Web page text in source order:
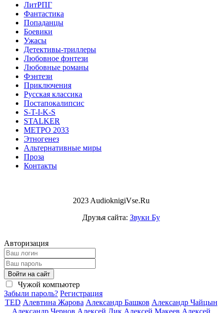
ЛитРПГ
Фантастика
Попаданцы
Боевики
Ужасы
Детективы-триллеры
Любовное фэнтези
Любовные романы
Фэнтези
Приключения
Русская классика
Постапокалипсис
S-T-I-K-S
STALKER
МЕТРО 2033
Этногенез
Альтернативные миры
Проза
Контакты
2023 AudioknigiVse.Ru
Друзья сайта: Звуки Бу
Авторизация
Войти на сайт
Чужой компьютер
Забыли пароль? Регистрация
TED Алевтина Жарова Александр Башков Александр Чайцын